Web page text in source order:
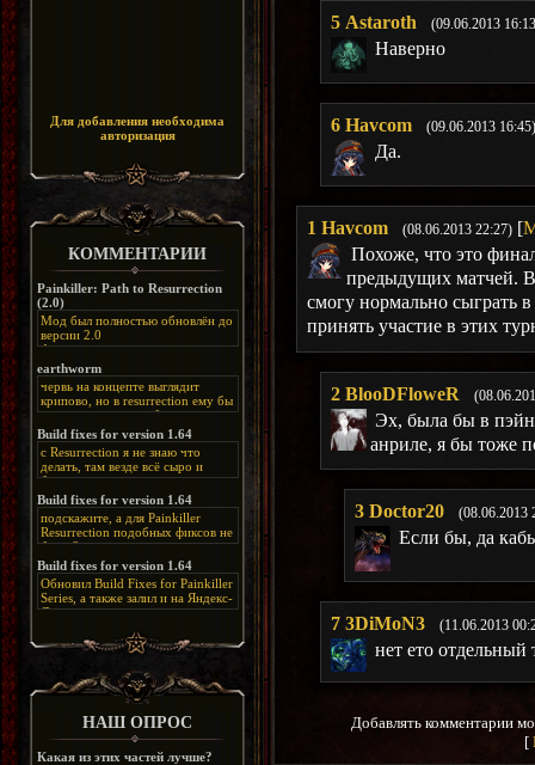
Для добавления необходима
авторизация
КОММЕНТАРИИ
Painkiller: Path to Resurrection
(2.0)
Мод был полностью обновлён до
версии 2.0
Альтернативная
ссылка:
FzzDkRlC8Q
earthworm
червь на концепте выглядит
крипово, но в resurrection ему бы
нашлось место, особенно в
каких-нибудь подземных
катакомбах. жаль, что половину
задумок там вырезали, зато и
рпгшности меньше. build fixes
спасибо что перезалили на
яндекс. а вот в комментах на
сайте у меня пару раз вылезала
левая вставка
https://uzbekmelbet.com/ru/
дико отвлекает от обсуждения
скринов.
Build fixes for version 1.64
с Resurrection я не знаю что
делать, там везде всё сыро и
баговано, от чего и заниматься
этим не хочется, тут либо играть
как есть или искать патчи для
этого дополнения на moddb,
либо же на крайняк играть мод
Resurrection, но настолько что не
особо уже и узнаётся
Build fixes for version 1.64
подскажите, а для Painkiller
Resurrection подобных фиксов не
будет?
Build fixes for version 1.64
Обновил Build Fixes for Painkiller
Series, а также залил и на Яндекс-
Диск
https://disk.yandex.ru/d/_zvZekuO5FTd3Q
НАШ ОПРОС
Какая из этих частей лучше?
5 Astaroth (09.06.2013
Наверно
6 Havcom (09.06.2013 16:45)
Да.
1 Havcom (08.06.2013 22:27) [
Похоже, что это
предыдущих матчей.
смогу нормально сыграть
принять участие в этих
2 BlooDFloweR
Эх, была бы в
анриле, я бы тоже
3 Doctor20 (08.06.2013
Если бы, да
7 3DiMoN3 (11.06.2013
нет ето
Добавлять комментарии
[